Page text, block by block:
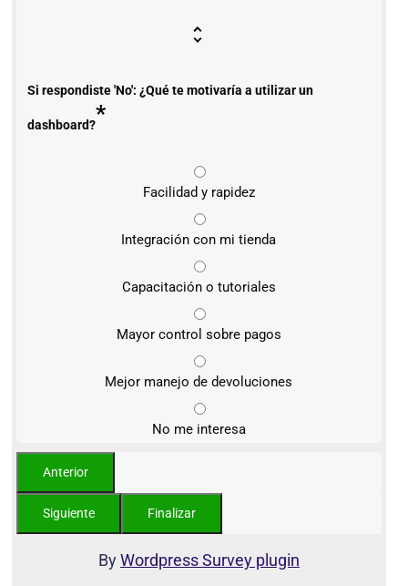
Si respondiste 'No': ¿Qué te motivaría a utilizar un
dashboard?*
Facilidad y rapidez
Integración con mi tienda
Capacitación o tutoriales
Mayor control sobre pagos
Mejor manejo de devoluciones
No me interesa
ByWordpress Survey plugin